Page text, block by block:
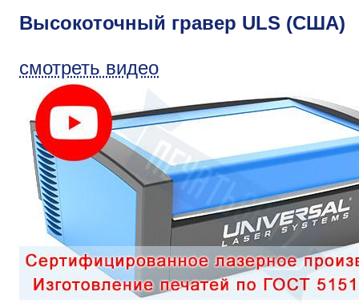
Высокоточный гравер ULS (США)
смотреть видео